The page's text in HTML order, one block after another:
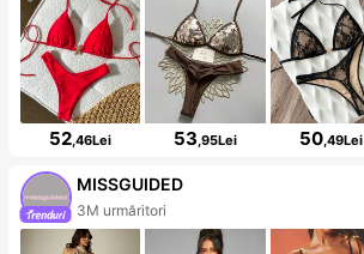
52,46Lei 53,95Lei 50,49Lei
MISSGUIDED
3M urmăritori